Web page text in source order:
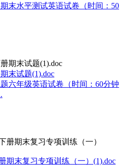
末水平测试英语试卷（时间：50
末试题(1).doc
六年级英语试卷（时间：60分钟
期末复习专项训练（一）(1).doc